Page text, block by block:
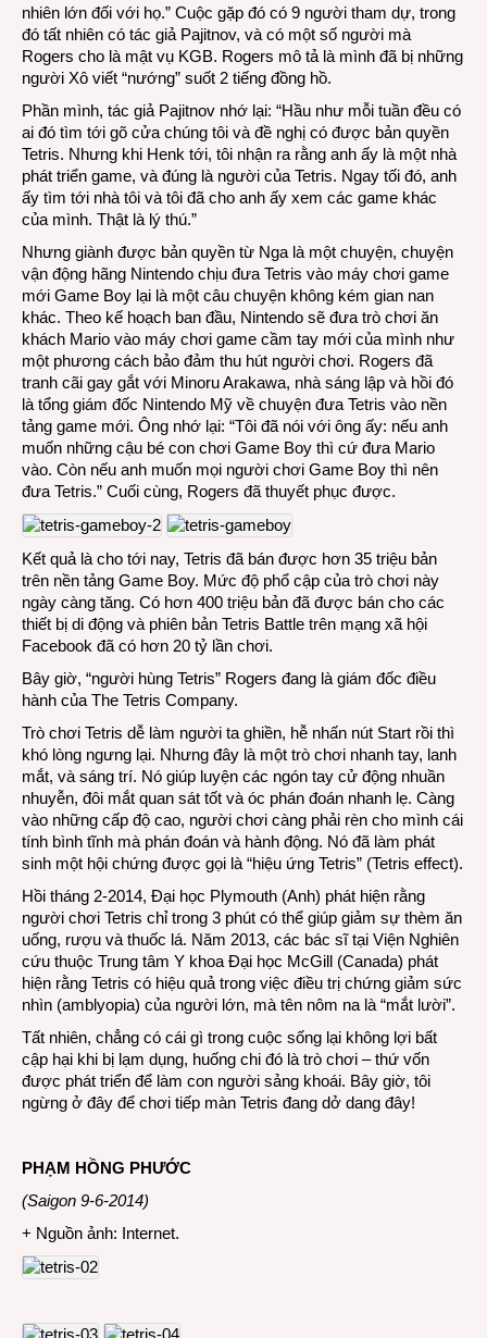
nhiên lớn đối với họ.” Cuộc gặp đó có 9 người tham dự, trong
đó tất nhiên có tác giả Pajitnov, và có một số người mà
Rogers cho là mật vụ KGB. Rogers mô tả là mình đã bị những
người Xô viết “nướng” suốt 2 tiếng đồng hồ.
Phần mình, tác giả Pajitnov nhớ lại: “Hầu như mỗi tuần đều có
ai đó tìm tới gõ cửa chúng tôi và đề nghị có được bản quyền
Tetris. Nhưng khi Henk tới, tôi nhận ra rằng anh ấy là một nhà
phát triển game, và đúng là người của Tetris. Ngay tối đó, anh
ấy tìm tới nhà tôi và tôi đã cho anh ấy xem các game khác
của mình. Thật là lý thú.”
Nhưng giành được bản quyền từ Nga là một chuyện, chuyện
vận động hãng Nintendo chịu đưa Tetris vào máy chơi game
mới Game Boy lại là một câu chuyện không kém gian nan
khác. Theo kế hoạch ban đầu, Nintendo sẽ đưa trò chơi ăn
khách Mario vào máy chơi game cầm tay mới của mình như
một phương cách bảo đảm thu hút người chơi. Rogers đã
tranh cãi gay gắt với Minoru Arakawa, nhà sáng lập và hồi đó
là tổng giám đốc Nintendo Mỹ về chuyện đưa Tetris vào nền
tảng game mới. Ông nhớ lại: “Tôi đã nói với ông ấy: nếu anh
muốn những cậu bé con chơi Game Boy thì cứ đưa Mario
vào. Còn nếu anh muốn mọi người chơi Game Boy thì nên
đưa Tetris.” Cuối cùng, Rogers đã thuyết phục được.
Kết quả là cho tới nay, Tetris đã bán được hơn 35 triệu bản
trên nền tảng Game Boy. Mức độ phổ cập của trò chơi này
ngày càng tăng. Có hơn 400 triệu bản đã được bán cho các
thiết bị di động và phiên bản Tetris Battle trên mạng xã hội
Facebook đã có hơn 20 tỷ lần chơi.
Bây giờ, “người hùng Tetris” Rogers đang là giám đốc điều
hành của The Tetris Company.
Trò chơi Tetris dễ làm người ta ghiền, hễ nhấn nút Start rồi thì
khó lòng ngưng lại. Nhưng đây là một trò chơi nhanh tay, lanh
mắt, và sáng trí. Nó giúp luyện các ngón tay cử động nhuần
nhuyễn, đôi mắt quan sát tốt và óc phán đoán nhanh lẹ. Càng
vào những cấp độ cao, người chơi càng phải rèn cho mình cái
tính bình tĩnh mà phán đoán và hành động. Nó đã làm phát
sinh một hội chứng được gọi là “hiệu ứng Tetris” (Tetris effect).
Hồi tháng 2-2014, Đại học Plymouth (Anh) phát hiện rằng
người chơi Tetris chỉ trong 3 phút có thể giúp giảm sự thèm ăn
uống, rượu và thuốc lá. Năm 2013, các bác sĩ tại Viện Nghiên
cứu thuộc Trung tâm Y khoa Đại học McGill (Canada) phát
hiện rằng Tetris có hiệu quả trong việc điều trị chứng giảm sức
nhìn (amblyopia) của người lớn, mà tên nôm na là “mắt lười”.
Tất nhiên, chẳng có cái gì trong cuộc sống lại không lợi bất
cập hại khi bị lạm dụng, huống chi đó là trò chơi – thứ vốn
được phát triển để làm con người sảng khoái. Bây giờ, tôi
ngừng ở đây để chơi tiếp màn Tetris đang dở dang đây!
PHẠM HỒNG PHƯỚC
(Saigon 9-6-2014)
+ Nguồn ảnh: Internet.